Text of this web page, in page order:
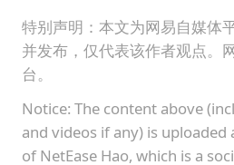
特别声明：本文为网易自媒体
并发布，仅代表该作者观点。
台。
Notice: The content above
and videos if any) is uploaded
of NetEase Hao, which is a